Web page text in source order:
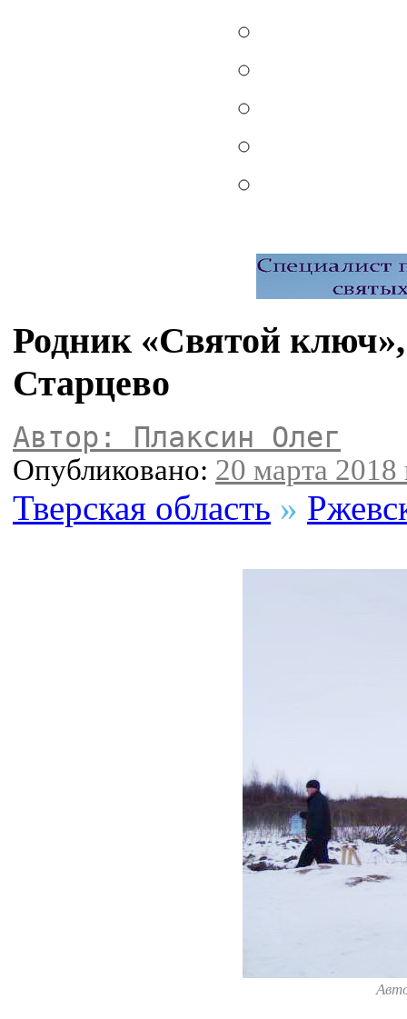
Родник «Святой
Старцево
Автор: Плаксин Олег
Опубликовано: 20 марта 2018
Тверская область »